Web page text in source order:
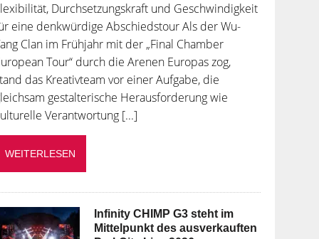
Durchsetzungskraft und Geschwindigkeit
eine denkwürdige Abschiedstour Als der Wu-
Clan im Frühjahr mit der „Final Chamber
Tour“ durch die Arenen Europas zog,
das Kreativteam vor einer Aufgabe, die
gestalterische Herausforderung wie
Verantwortung [...]
WEITERLESEN
Infinity CHIMP G3 steht im
Mittelpunkt des ausverkauften